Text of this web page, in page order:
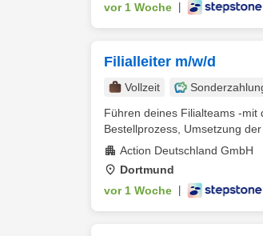
vor 1 Woche
Filialleiter m/w/d
Vollzeit
Führen deines Filialteams -mit
Bestellprozess, Umsetzung
Action Deutschland GmbH
Dortmund
vor 1 Woche